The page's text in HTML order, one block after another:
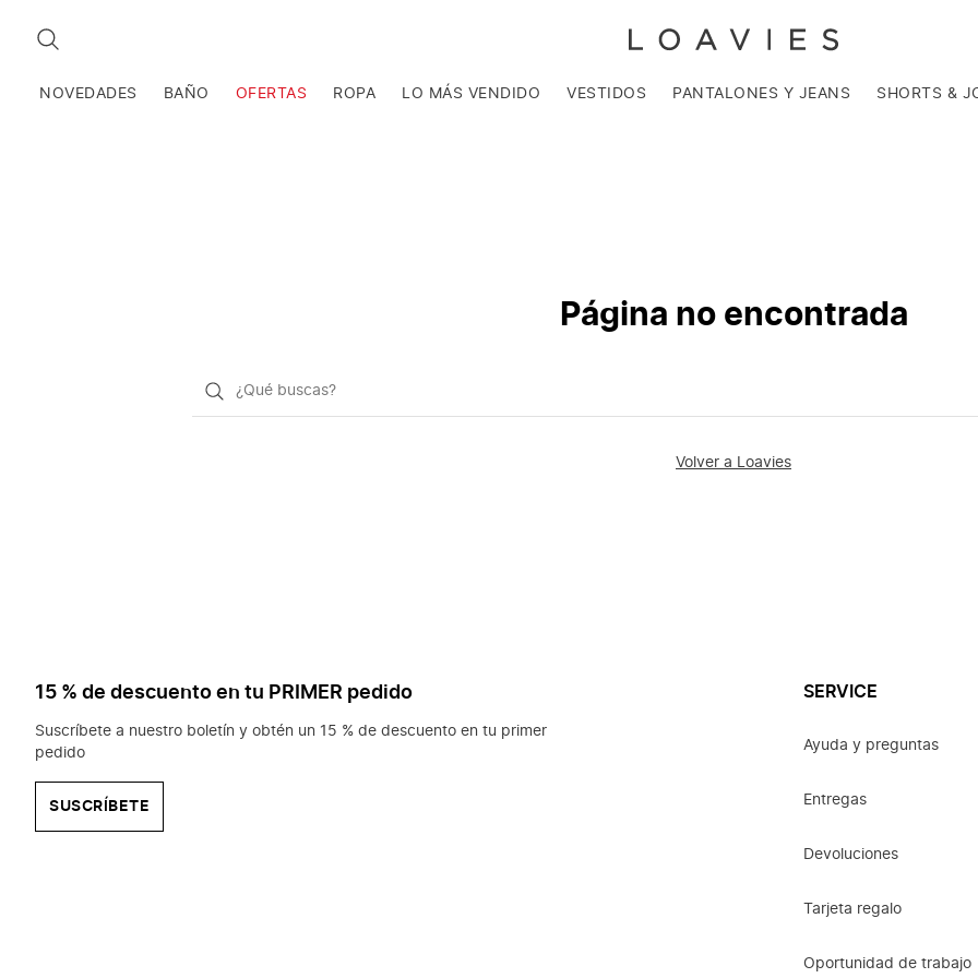
BUSCAR
NOVEDADES BAÑO OFERTAS ROPA LO MÁS VENDIDO VESTIDOS PANTALONES Y JEANS SHORTS &
Página no encontrada
¿Qué
Volver a Loavies
15 % de descuento en tu PRIMER pedido
Suscríbete a nuestro boletín y obtén un 15 % de descuento en tu primer
pedido
SUSCRÍBETE
SERVICE
Ayuda y preguntas
Entregas
Devoluciones
Tarjeta regalo
Oportunidad de trabajo